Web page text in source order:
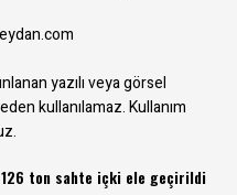
yazılı veya görsel
kullanılamaz.Kullanım
126 ton sahte içki ele geçirildi